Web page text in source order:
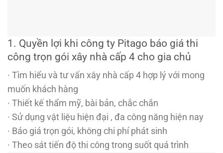
1. Quyền lợi khi công ty Pitago báo giá thi
công trọn gói xây nhà cấp 4 cho gia chủ
· Tìm hiểu và tư vấn xây nhà cấp 4 hợp lý với mong
muốn khách hàng
· Thiết kế thẩm mỹ, bài bản, chắc chắn
· Sử dụng vật liệu hiện đại , đa công năng hiện nay
· Báo giá trọn gói, không chi phí phát sinh
· Theo sát tiến độ thi công trong suốt quá trình